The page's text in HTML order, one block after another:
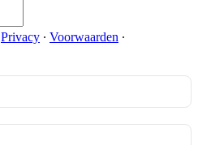
Privacy ∙ Voorwaarden ∙